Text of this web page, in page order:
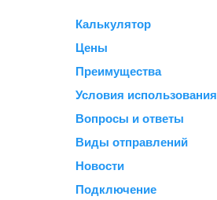
Калькулятор
Цены
Преимущества
Условия использования
Вопросы и ответы
Виды отправлений
Новости
Подключение